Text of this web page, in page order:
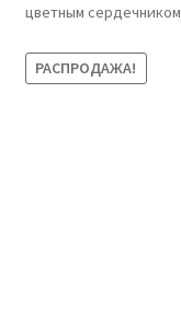
цветным сердечником
РАСПРОДАЖА!